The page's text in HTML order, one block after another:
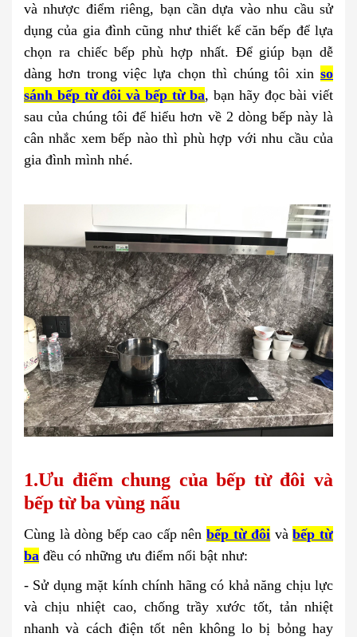
và nhược điểm riêng, bạn cần dựa vào nhu cầu sử
dụng của gia đình cũng như thiết kế căn bếp để lựa
chọn ra chiếc bếp phù hợp nhất. Để giúp bạn dễ
dàng hơn trong việc lựa chọn thì chúng tôi xin so
sánh bếp từ đôi và bếp từ ba, bạn hãy đọc bài viết
sau của chúng tôi để hiểu hơn về 2 dòng bếp này là
cân nhắc xem bếp nào thì phù hợp với nhu cầu của
gia đình mình nhé.
1.Ưu điểm chung của bếp từ đôi và
bếp từ ba vùng nấu
Cùng là dòng bếp cao cấp nênbếp từ đôi vàbếp từ
ba đều có những ưu điểm nổi bật như:
- Sử dụng mặt kính chính hãng có khả năng chịu lực
và chịu nhiệt cao, chống trầy xước tốt, tản nhiệt
nhanh và cách điện tốt nên không lo bị bỏng hay